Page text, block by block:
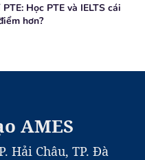
Học PTE và IELTS cái
hơn?
AMES
Hải Châu, TP. Đà